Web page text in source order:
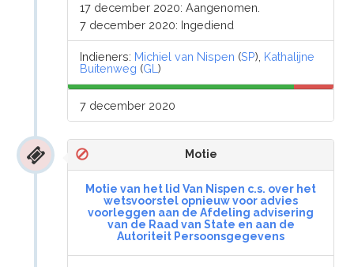
17 december 2020: Aangenomen.
7 december 2020: Ingediend
Indieners: Michiel van Nispen (SP), Kathalijne
Buitenweg (GL)
7 december 2020
Motie
Motie van het lid Van Nispen c.s. over het
wetsvoorstel opnieuw voor advies
voorleggen aan de Afdeling advisering
van de Raad van State en aan de
Autoriteit Persoonsgegevens